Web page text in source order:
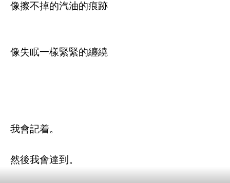
像擦不掉的汽油的痕跡
像失眠一樣緊緊的纏繞
我會記着。
然後我會達到。